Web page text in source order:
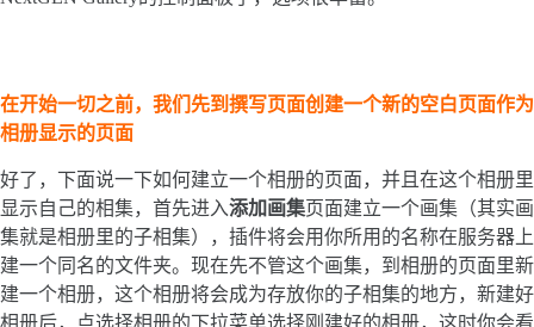
在开始一切之前，我们先到撰写页面创建一个新的空白页面作为
相册显示的页面
好了，下面说一下如何建立一个相册的页面，并且在这个相册里
显示自己的相集，首先进入添加画集页面建立一个画集（其实画
集就是相册里的子相集），插件将会用你所用的名称在服务器上
建一个同名的文件夹。现在先不管这个画集，到相册的页面里新
建一个相册，这个相册将会成为存放你的子相集的地方，新建好
相册后，点选择相册的下拉菜单选择刚建好的相册，这时你会看